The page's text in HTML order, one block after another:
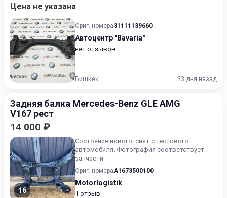
Цена не указана
Ориг. номера31111139660
Автоцентр "Bavaria"
нет отзывов
Бишкек 23 дня назад
Задняя балка Mercedes-Benz GLE AMG
V167 рест
14 000 ₽
16
Состояние нового, снят с тестового
автомобиля. Фотография соответствует
запчасти.
Ориг. номераA1673500100
Motorlogistik
1 отзыв